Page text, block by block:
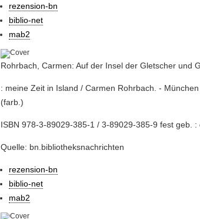
rezension-bn
biblio-net
mab2
Rohrbach, Carmen: Auf der Insel der Gletscher und
: meine Zeit in Island / Carmen Rohrbach. -
(farb.)
ISBN 978-3-89029-385-1 / 3-89029-385-9 fest geb. :
Quelle: bn.bibliotheksnachrichten
rezension-bn
biblio-net
mab2